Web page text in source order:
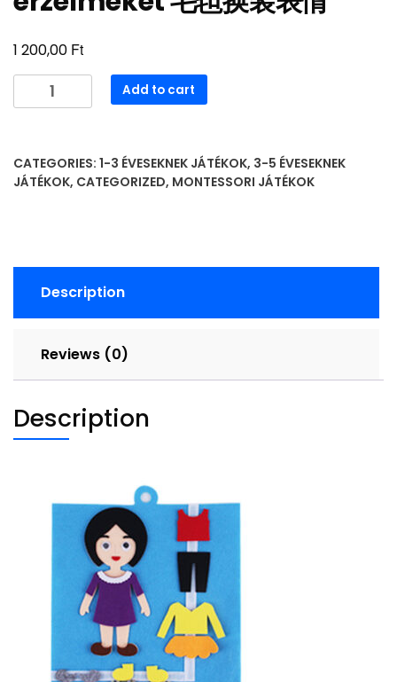
1 200,00 Ft
230798
Filcből
öltöztető
és
表
quantity
Add to cart
CATEGORIES: 1-3 ÉVESEKNEK JÁTÉKOK, 3-5 ÉVESEKNEK
JÁTÉKOK, CATEGORIZED, MONTESSORI JÁTÉKOK
Description
Reviews (0)
Description